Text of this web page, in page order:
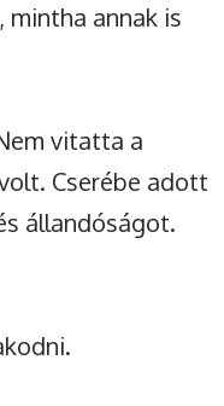
annak is
vitatta a
Cserébe adott
állandóságot.